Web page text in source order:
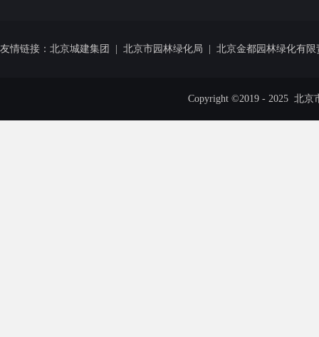
友情链接： 北京城建集团 | 北京市园林绿化局 | 北京金都园林绿化有限
Copyright ©2019 - 2025 北京